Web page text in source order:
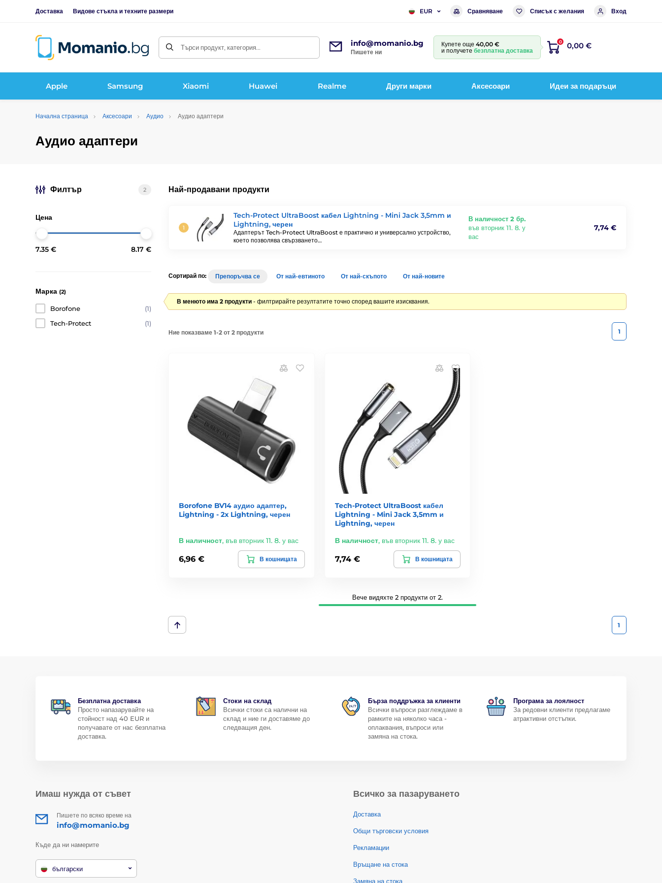
Доставка Видове стъкла и техните размери EUR Сравняване Списък с желания Вход
Търси продукт, категория... info@momanio.bg
Пишете ни
Купете още 40,00 €
и получете безплатна доставка
0 0,00 €
Apple Samsung Xiaomi Huawei Realme Други марки Аксесоари Идеи за подаръци
Начална страница Аксесоари Аудио Аудио адаптери
Аудио адаптери
Най-продавани продукти
Tech-Protect UltraBoost кабел Lightning - Mini Jack 3,5mm и
Lightning, черен
Адаптерът Tech-Protect UltraBoost е практично и универсално устройство,
което позволява свързването…
В наличност 2 бр.
във вторник 11. 8. у
вас
7,74 €
Филтър 2
Цена
7.35 € 8.17 €
Марка (2)
Borofone
(1)
Tech-Protect
(1)
Сортирай по: Препоръчва се От най-евтиното От най-скъпото От най-новите
В менюто има 2 продукти - филтрирайте резултатите точно според вашите изисквания.
Ние показваме 1-2 от 2 продукти 1
Borofone BV14 аудио адаптер,
Lightning - 2x Lightning, черен
В наличност, във вторник 11. 8. у вас
6,96 € В кошницата
Tech-Protect UltraBoost кабел
Lightning - Mini Jack 3,5mm и
Lightning, черен
В наличност, във вторник 11. 8. у вас
7,74 € В кошницата
Вече видяхте 2 продукти от 2.
1
Безплатна доставка
Просто напазарувайте на
стойност над 40 EUR и
получавате от нас безплатна
доставка.
Стоки на склад
Всички стоки са налични на
склад и ние ги доставяме до
следващия ден.
Бърза поддръжка за клиенти
Всички въпроси разглеждаме в
рамките на няколко часа -
оплаквания, въпроси или
замяна на стока.
Програма за лоялност
За редовни клиенти предлагаме
атрактивни отстъпки.
Имаш нужда от съвет
Пишете по всяко време на
info@momanio.bg
Къде да ни намерите
български
Всичко за пазаруването
Доставка
Общи търговски условия
Рекламации
Връщане на стока
Замяна на стока